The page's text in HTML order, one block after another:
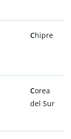
Chipre
Corea
del Sur